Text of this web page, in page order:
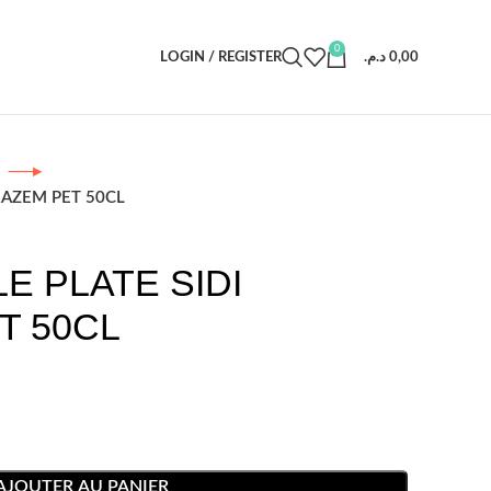
LOGIN / REGISTER
0
0,00 د.م.
PET 50CL
PLATE SIDI
50CL
AU PANIER